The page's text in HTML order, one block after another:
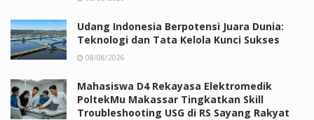
Udang Indonesia Berpotensi Juara Dunia:
Teknologi dan Tata Kelola Kunci Sukses
08/08/2026
Mahasiswa D4 Rekayasa Elektromedik
PoltekMu Makassar Tingkatkan Skill
Troubleshooting USG di RS Sayang Rakyat